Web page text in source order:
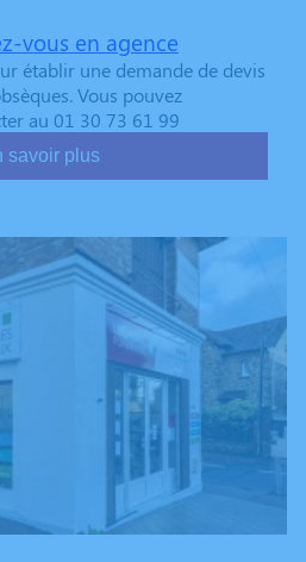
vous en agence
établir une demande de devis
Vous pouvez
au 01 30 73 61 99
savoir plus